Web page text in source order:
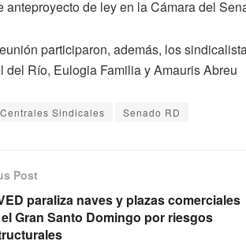
anteproyecto de ley en la Cámara del
participaron, además, los
del Río, Eulogia Familia y Amauris Abreu
Centrales Sindicales Senado RD
Post
paraliza naves y plazas comerciales
Gran Santo Domingo por riesgos